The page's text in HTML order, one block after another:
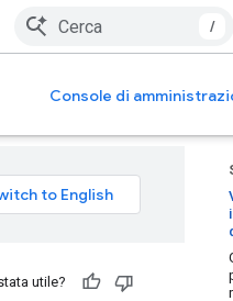
/
Console di
utile?